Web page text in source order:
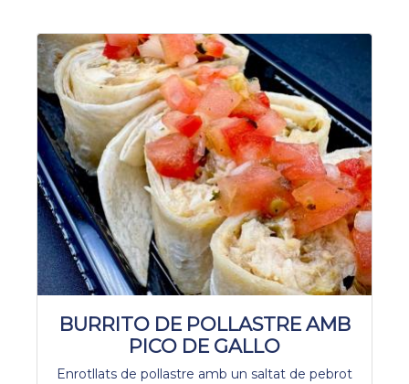
BURRITO DE POLLASTRE AMB
PICO DE GALLO
Enrotllats de pollastre amb un saltat de pebrot